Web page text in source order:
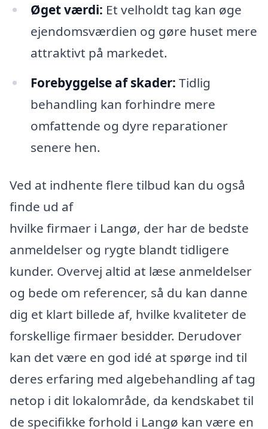
Øget værdi: Et velholdt tag kan øge
ejendomsværdien og gøre huset mere
attraktivt på markedet.
Forebyggelse af skader: Tidlig
behandling kan forhindre mere
omfattende og dyre reparationer
senere hen.
Ved at indhente flere tilbud kan du også
finde ud af
hvilke firmaer i Langø, der har de bedste
anmeldelser og rygte blandt tidligere
kunder. Overvej altid at læse anmeldelser
og bede om referencer, så du kan danne
dig et klart billede af, hvilke kvaliteter de
forskellige firmaer besidder. Derudover
kan det være en god idé at spørge ind til
deres erfaring med algebehandling af tag
netop i dit lokalområde, da kendskabet til
de specifikke forhold i Langø kan være en